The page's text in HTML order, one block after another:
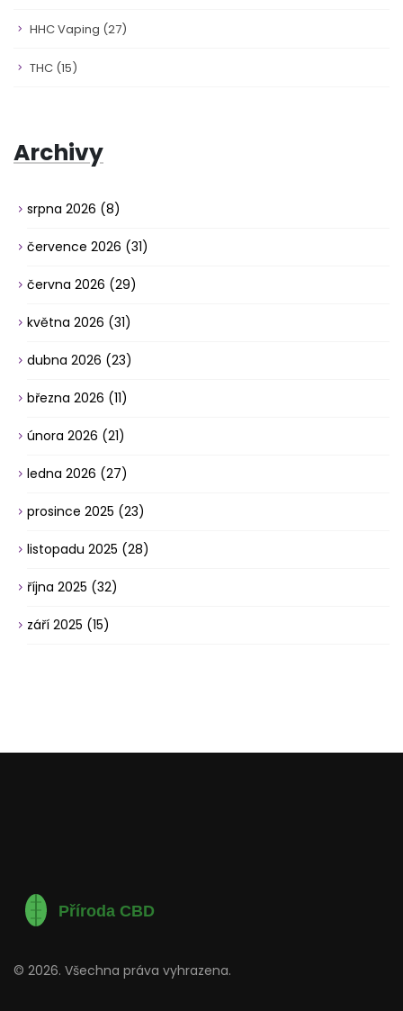
HHC Vaping (27)
THC (15)
Archivy
srpna 2026 (8)
července 2026 (31)
června 2026 (29)
května 2026 (31)
dubna 2026 (23)
března 2026 (11)
února 2026 (21)
ledna 2026 (27)
prosince 2025 (23)
listopadu 2025 (28)
října 2025 (32)
září 2025 (15)
© 2026. Všechna práva vyhrazena.